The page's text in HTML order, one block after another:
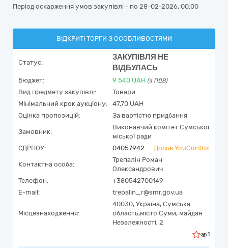
Період оскарження умов закупівлі - по 28-02-2026, 00:00
ВІДКРИТІ ТОРГИ З ОСОБЛИВОСТЯМИ
Статус:
ЗАКУПІВЛЯ НЕ
ВІДБУЛАСЬ
Бюджет: 9 540 UAH (з ПДВ)
Вид предмету закупівлі:
Товари
Мінімальний крок аукціону:
47,70 UAH
Оцінка пропозицій:
За вартістю придбання
Замовник:
Виконавчий комітет Сумської
міської ради
ЄДРПОУ:
04057942 Досьє YouControl
Контактна особа:
Трепалін Роман
Олександрович
Телефон:
+380542700149
E-mail:
trepalin_r@smr.gov.ua
Місцезнаходження:
40030, Україна, Сумська
область,місто Суми, майдан
Незалежності, 2
1